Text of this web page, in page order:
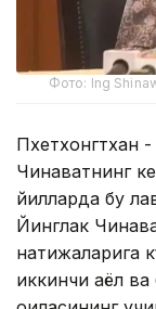
Фото: Ing
Пхетхонгтхан
Чинаватнинг
йилларда бу
Йинглак
натижаларига
иккинчи аёл